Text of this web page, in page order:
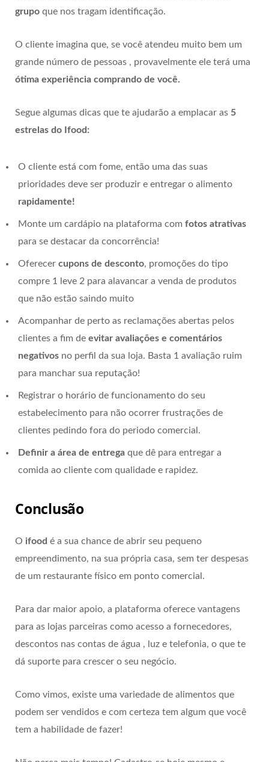
grupo que nos tragam identificação.
O cliente imagina que, se você atendeu muito bem um
grande número de pessoas , provavelmente ele terá uma
ótima experiência comprando de você.
Segue algumas dicas que te ajudarão a emplacar as 5
estrelas do Ifood:
O cliente está com fome, então uma das suas
prioridades deve ser produzir e entregar o alimento
rapidamente!
Monte um cardápio na plataforma com fotos atrativas
para se destacar da concorrência!
Oferecer cupons de desconto, promoções do tipo
compre 1 leve 2 para alavancar a venda de produtos
que não estão saindo muito
Acompanhar de perto as reclamações abertas pelos
clientes a fim de evitar avaliações e comentários
negativos no perfil da sua loja. Basta 1 avaliação ruim
para manchar sua reputação!
Registrar o horário de funcionamento do seu
estabelecimento para não ocorrer frustrações de
clientes pedindo fora do periodo comercial.
Definir a área de entrega que dê para entregar a
comida ao cliente com qualidade e rapidez.
Conclusão
O ifood é a sua chance de abrir seu pequeno
empreendimento, na sua própria casa, sem ter despesas
de um restaurante físico em ponto comercial.
Para dar maior apoio, a plataforma oferece vantagens
para as lojas parceiras como acesso a fornecedores,
descontos nas contas de água , luz e telefonia, o que te
dá suporte para crescer o seu negócio.
Como vimos, existe uma variedade de alimentos que
podem ser vendidos e com certeza tem algum que você
tem a habilidade de fazer!